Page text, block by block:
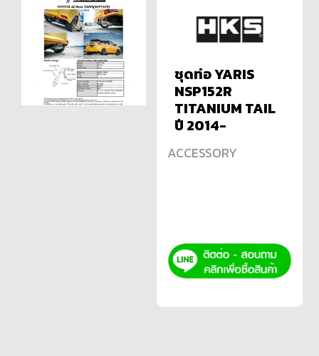
ชุดท่อ YARIS
NSP152R
TITANIUM TAIL
ปี 2014-
ACCESSORY